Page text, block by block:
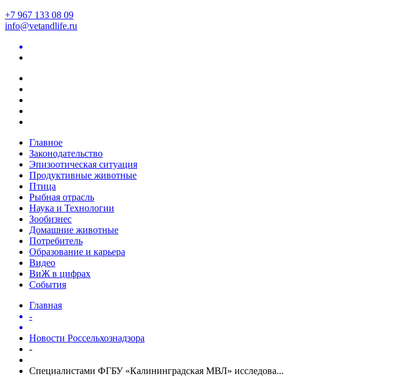
+7 967 133 08 09
info@vetandlife.ru
Главное
Законодательство
Эпизоотическая ситуация
Продуктивные животные
Птица
Рыбная отрасль
Наука и Технологии
Зообизнес
Домашние животные
Потребитель
Образование и карьера
Видео
ВиЖ в цифрах
События
Главная
-
Новости Россельхознадзора
-
Специалистами ФГБУ «Калининградская МВЛ» исследова...